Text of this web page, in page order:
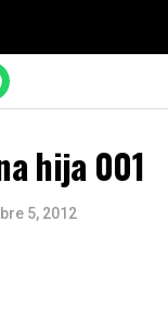
hija 001
5, 2012